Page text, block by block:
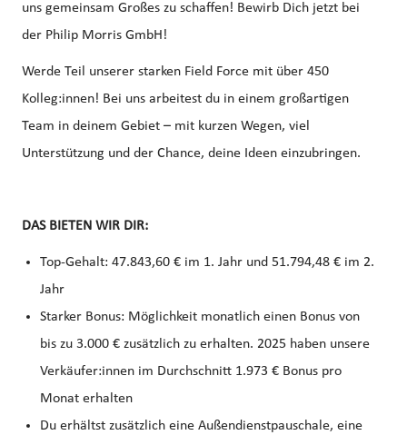
uns gemeinsam Großes zu schaffen! Bewirb Dich jetzt bei
der Philip Morris GmbH!
Werde Teil unserer starken Field Force mit über 450
Kolleg:innen! Bei uns arbeitest du in einem großartigen
Team in deinem Gebiet – mit kurzen Wegen, viel
Unterstützung und der Chance, deine Ideen einzubringen.
DAS BIETEN WIR DIR:
Top‑Gehalt: 47.843,60 € im 1. Jahr und 51.794,48 € im 2.
Jahr
Starker Bonus: Möglichkeit monatlich einen Bonus von
bis zu 3.000 € zusätzlich zu erhalten. 2025 haben unsere
Verkäufer:innen im Durchschnitt 1.973 € Bonus pro
Monat erhalten
Du erhältst zusätzlich eine Außendienstpauschale, eine